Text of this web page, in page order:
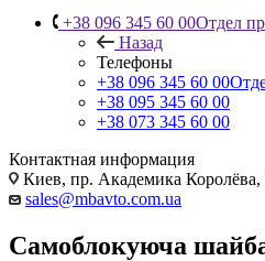
+38 096 345 60 00Отдел
Назад
Телефоны
+38 096 345 60 00
+38 095 345 60 00
+38 073 345 60 00
Контактная информация
Киев, пр. Академика Королёва,
sales@mbavto.com.ua
Самоблокуюча